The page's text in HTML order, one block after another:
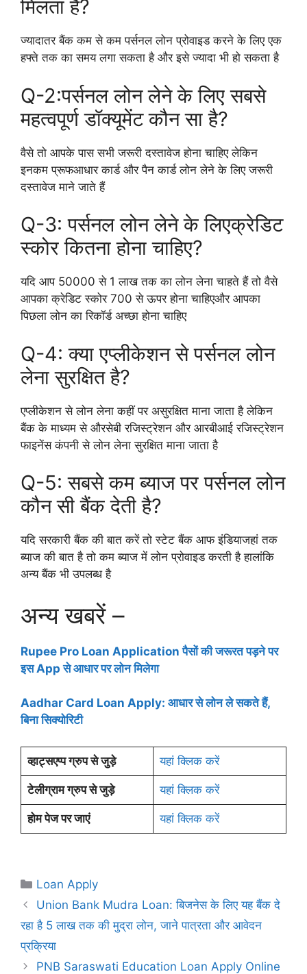
मिलता है?
ज्यादातर बैंक कम से कम पर्सनल लोन प्रोवाइड करने के लिए एक
हफ्ते तक का समय लगा सकता है और इसे ज्यादा भी हो सकता है
Q-2:पर्सनल लोन लेने के लिए सबसे
महत्वपूर्ण डॉक्यूमेंट कौन सा है?
वैसे तो आपके पास सभी जरूरी दस्तावेज होना चाहिए लेकिन
इनकम प्रूफआधार कार्ड और पैन कार्ड लोन लेने के लिए जरूरी
दस्तावेज माने जाते हैं
Q-3: पर्सनल लोन लेने के लिएक्रेडिट
स्कोर कितना होना चाहिए?
यदि आप 50000 से 1 लाख तक का लोन लेना चाहते हैं तो वैसे
आपका क्रेडिट स्कोर 700 से ऊपर होना चाहिएऔर आपका
पिछला लोन का रिकॉर्ड अच्छा होना चाहिए
Q-4: क्या एप्लीकेशन से पर्सनल लोन
लेना सुरक्षित है?
एप्लीकेशन से लोन लेना कहीं पर असुरक्षित माना जाता है लेकिन
बैंक के माध्यम से औरसेबी रजिस्ट्रेशन और आरबीआई रजिस्ट्रेशन
फाइनेंस कंपनी से लोन लेना सुरक्षित माना जाता है
Q-5: सबसे कम ब्याज पर पर्सनल लोन
कौन सी बैंक देती है?
यदि सरकारी बैंक की बात करें तो स्टेट बैंक आफ इंडियाजहां तक
ब्याज की बात है तो कम ब्याज में लोन प्रोवाइड करती है हालांकि
अन्य बैंक भी उपलब्ध है
अन्य खबरें –
Rupee Pro Loan Application पैसों की जरूरत पड़ने पर
इस App से आधार पर लोन मिलेगा
Aadhar Card Loan Apply: आधार से लोन ले सकते हैं,
बिना सिक्योरिटी
व्हाट्सएप्प ग्रुप से जुड़े यहां क्लिक करें
टेलीग्राम ग्रुप से जुड़े यहां क्लिक करें
होम पेज पर जाएं यहां क्लिक करें
Categories
Loan Apply
Union Bank Mudra Loan: बिजनेस के लिए यह बैंक दे
रहा है 5 लाख तक की मुद्रा लोन, जाने पात्रता और आवेदन
प्रक्रिया
PNB Saraswati Education Loan Apply Online